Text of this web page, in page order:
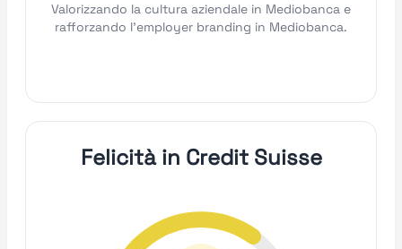
Valorizzando la cultura aziendale in Mediobanca e
rafforzando l'employer branding in Mediobanca.
Felicità in Credit Suisse